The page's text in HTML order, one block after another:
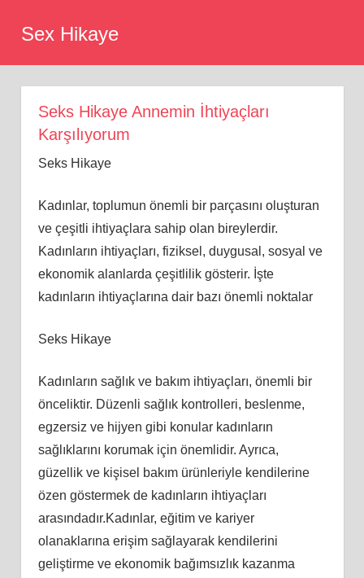
Sex Hikaye
Seks Hikaye Annemin İhtiyaçları
Karşılıyorum
Seks Hikaye
Kadınlar, toplumun önemli bir parçasını oluşturan
ve çeşitli ihtiyaçlara sahip olan bireylerdir.
Kadınların ihtiyaçları, fiziksel, duygusal, sosyal ve
ekonomik alanlarda çeşitlilik gösterir. İşte
kadınların ihtiyaçlarına dair bazı önemli noktalar
Seks Hikaye
Kadınların sağlık ve bakım ihtiyaçları, önemli bir
önceliktir. Düzenli sağlık kontrolleri, beslenme,
egzersiz ve hijyen gibi konular kadınların
sağlıklarını korumak için önemlidir. Ayrıca,
güzellik ve kişisel bakım ürünleriyle kendilerine
özen göstermek de kadınların ihtiyaçları
arasındadır.Kadınlar, eğitim ve kariyer
olanaklarına erişim sağlayarak kendilerini
geliştirme ve ekonomik bağımsızlık kazanma